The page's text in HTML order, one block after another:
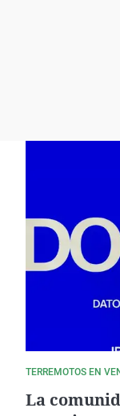
TERREMOTOS EN
La